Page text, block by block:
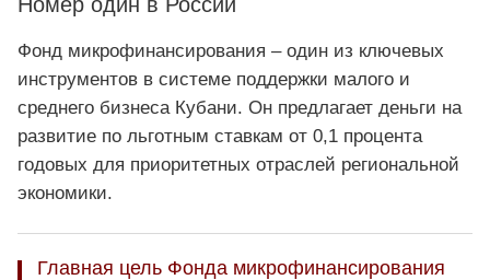
Фонд микрофинансирования – один из ключевых
инструментов в системе поддержки малого и
среднего бизнеса Кубани. Он предлагает деньги на
развитие по льготным ставкам от 0,1 процента
годовых для приоритетных отраслей региональной
экономики.
Главная цель Фонда микрофинансирования